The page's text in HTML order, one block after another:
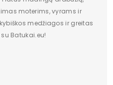
moterims, vyrams ir
medžiagos ir greitas
Batukai.eu!